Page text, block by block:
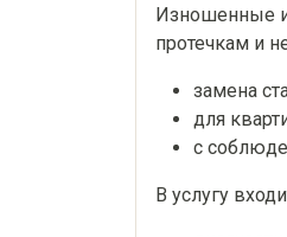
Изношенные
протечкам и
замена
для
с
В услугу